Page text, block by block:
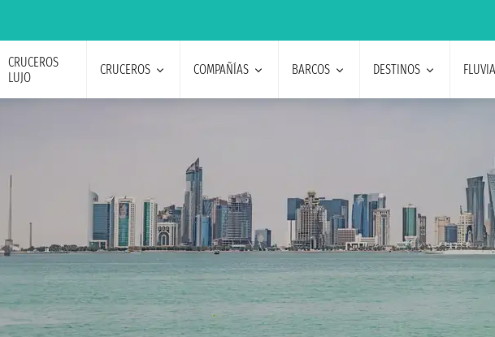
CRUCEROS
LUJO
CRUCEROS COMPAÑÍAS BARCOS DESTINOS